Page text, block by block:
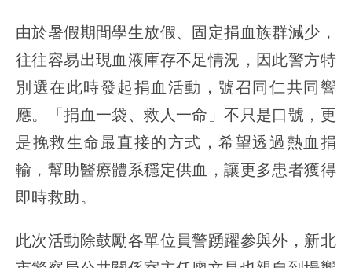
由於暑假期間學生放假、固定捐血族群減少，
往往容易出現血液庫存不足情況，因此警方特
別選在此時發起捐血活動，號召同仁共同響
應。「捐血一袋、救人一命」不只是口號，更
是挽救生命最直接的方式，希望透過熱血捐
輸，幫助醫療體系穩定供血，讓更多患者獲得
即時救助。
此次活動除鼓勵各單位員警踴躍參與外，新北